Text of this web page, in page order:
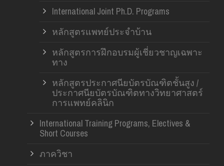
International Joint Ph.D. Programs
หลักสูตรแพทย์ประจำบ้าน
หลักสูตรการฝึกอบรมผู้เชี่ยวชาญเฉพาะ
ทาง
หลักสูตรประกาศนียบัตรบัณฑิตชั้นสูง /
ประกาศนียบัตรบัณฑิตทางวิทยาศาสตร์
การแพทย์คลินิก
International Training Programs, Electives &
Short Courses
ภาควิชา